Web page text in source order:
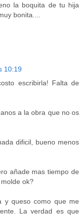
la boquita de tu hija
bonita....
10:19
escribirla! Falta de
a la obra que no os
dificil, bueno menos
añade mas tiempo de
ok?
y queso como que me
La verdad es que